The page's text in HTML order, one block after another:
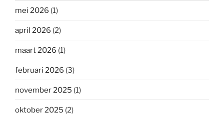
mei 2026 (1)
april 2026 (2)
maart 2026 (1)
februari 2026 (3)
november 2025 (1)
oktober 2025 (2)